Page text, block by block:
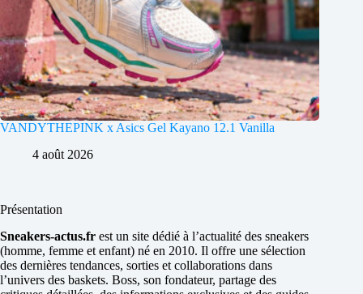
VANDYTHEPINK x Asics Gel Kayano 12.1 Vanilla
4 août 2026
Présentation
Sneakers-actus.fr est un site dédié à l’actualité des sneakers
(homme, femme et enfant) né en 2010. Il offre une sélection
des dernières tendances, sorties et collaborations dans
l’univers des baskets. Boss, son fondateur, partage des